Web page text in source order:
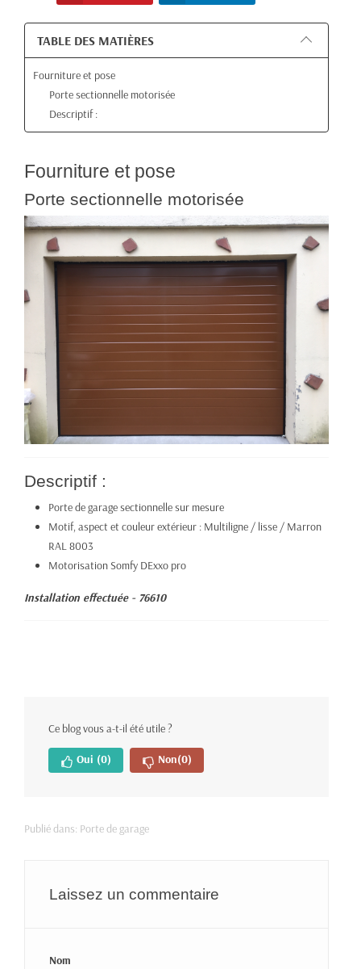
TABLE DES MATIÈRES
Fourniture et pose
Porte sectionnelle motorisée
Descriptif :
Fourniture et pose
Porte sectionnelle motorisée
Descriptif :
Porte de garage sectionnelle sur mesure
Motif, aspect et couleur extérieur : Multiligne / lisse / Marron
RAL 8003
Motorisation Somfy DExxo pro
Installation effectuée - 76610
Ce blog vous a-t-il été utile ?
Oui (0) Non(0)
Publié dans: Porte de garage
Laissez un commentaire
Nom